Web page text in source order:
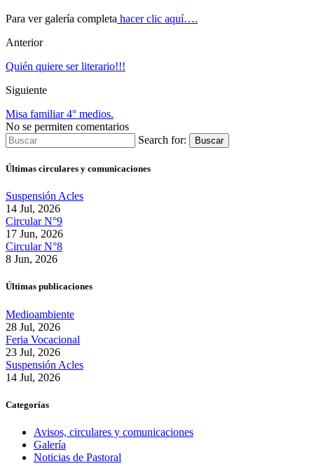
Para ver galería completa hacer clic aquí….
Anterior
Quién quiere ser literario!!!
Siguiente
Misa familiar 4° medios.
No se permiten comentarios
Search for:
Buscar
Últimas circulares y comunicaciones
Suspensión Acles
14 Jul, 2026
Circular N°9
17 Jun, 2026
Circular N°8
8 Jun, 2026
Últimas publicaciones
Medioambiente
28 Jul, 2026
Feria Vocacional
23 Jul, 2026
Suspensión Acles
14 Jul, 2026
Categorías
Avisos, circulares y comunicaciones
Galería
Noticias de Pastoral